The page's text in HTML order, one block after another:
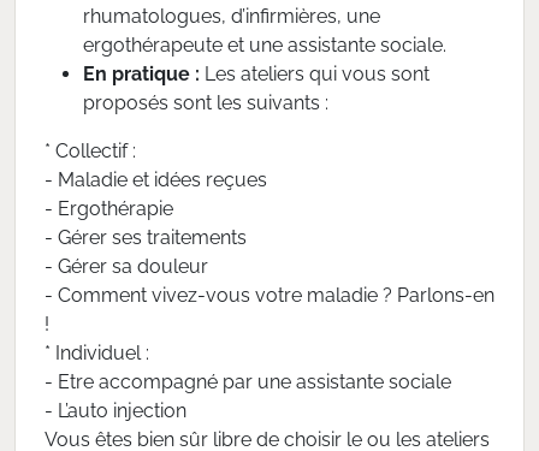
rhumatologues, d’infirmières, une
ergothérapeute et une assistante sociale.
En pratique : Les ateliers qui vous sont
proposés sont les suivants :
* Collectif :
- Maladie et idées reçues
- Ergothérapie
- Gérer ses traitements
- Gérer sa douleur
- Comment vivez-vous votre maladie ? Parlons-en
!
* Individuel :
- Etre accompagné par une assistante sociale
- L’auto injection
Vous êtes bien sûr libre de choisir le ou les ateliers